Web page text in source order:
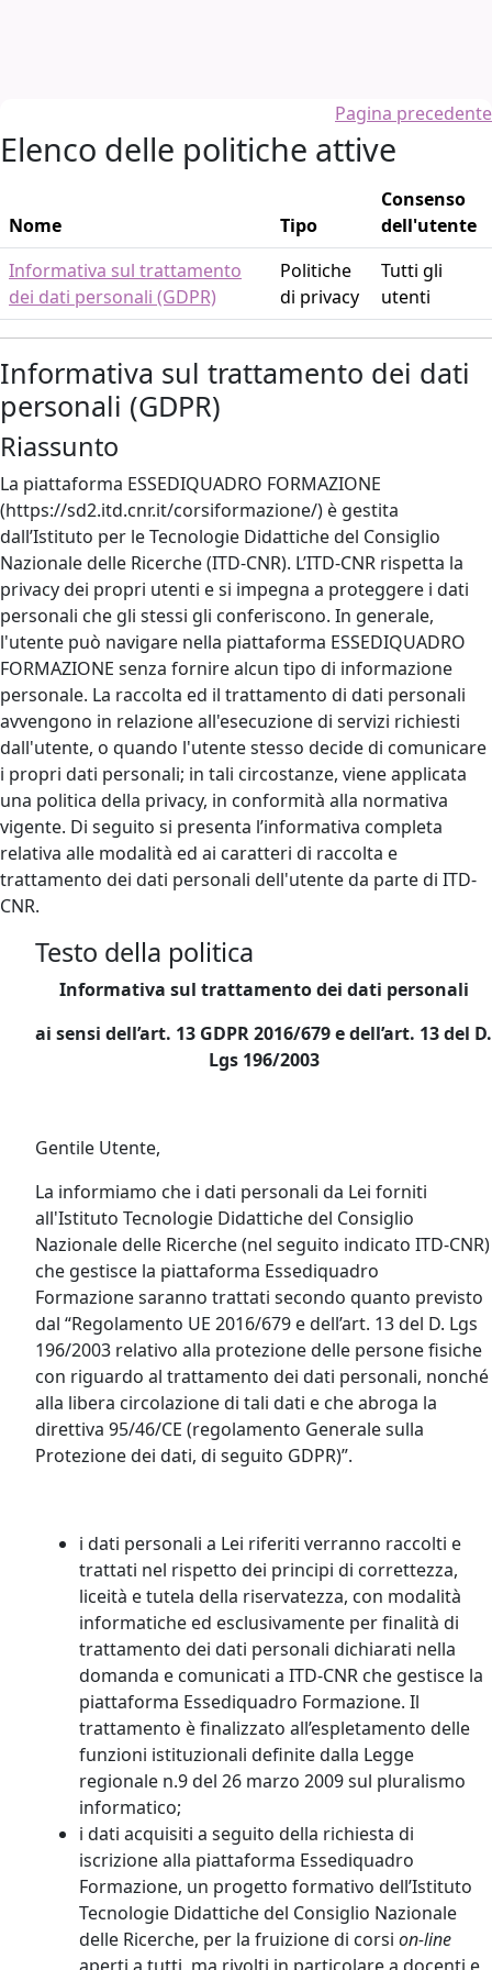
Pagina precedente
Elenco delle politiche attive
Nome Tipo
Consenso
dell'utente
Informativa sul trattamento
dei dati personali (GDPR)
Politiche
di privacy
Tutti gli
utenti
Informativa sul trattamento dei dati
personali (GDPR)
Riassunto
La piattaforma ESSEDIQUADRO FORMAZIONE
(https://sd2.itd.cnr.it/corsiformazione/) è gestita
dall’Istituto per le Tecnologie Didattiche del Consiglio
Nazionale delle Ricerche (ITD-CNR). L’ITD-CNR rispetta la
privacy dei propri utenti e si impegna a proteggere i dati
personali che gli stessi gli conferiscono. In generale,
l'utente può navigare nella piattaforma ESSEDIQUADRO
FORMAZIONE senza fornire alcun tipo di informazione
personale. La raccolta ed il trattamento di dati personali
avvengono in relazione all'esecuzione di servizi richiesti
dall'utente, o quando l'utente stesso decide di comunicare
i propri dati personali; in tali circostanze, viene applicata
una politica della privacy, in conformità alla normativa
vigente. Di seguito si presenta l’informativa completa
relativa alle modalità ed ai caratteri di raccolta e
trattamento dei dati personali dell'utente da parte di ITD-
CNR.
Testo della politica
Informativa sul trattamento dei dati personali
ai sensi dell’art. 13 GDPR 2016/679 e dell’art. 13 del D.
Lgs 196/2003
Gentile Utente,
La informiamo che i dati personali da Lei forniti
all'Istituto Tecnologie Didattiche del Consiglio
Nazionale delle Ricerche (nel seguito indicato ITD-CNR)
che gestisce la piattaforma Essediquadro
Formazione saranno trattati secondo quanto previsto
dal “Regolamento UE 2016/679 e dell’art. 13 del D. Lgs
196/2003 relativo alla protezione delle persone fisiche
con riguardo al trattamento dei dati personali, nonché
alla libera circolazione di tali dati e che abroga la
direttiva 95/46/CE (regolamento Generale sulla
Protezione dei dati, di seguito GDPR)”.
i dati personali a Lei riferiti verranno raccolti e
trattati nel rispetto dei principi di correttezza,
liceità e tutela della riservatezza, con modalità
informatiche ed esclusivamente per finalità di
trattamento dei dati personali dichiarati nella
domanda e comunicati a ITD-CNR che gestisce la
piattaforma Essediquadro Formazione. Il
trattamento è finalizzato all’espletamento delle
funzioni istituzionali definite dalla Legge
regionale n.9 del 26 marzo 2009 sul pluralismo
informatico;
i dati acquisiti a seguito della richiesta di
iscrizione alla piattaforma Essediquadro
Formazione, un progetto formativo dell’Istituto
Tecnologie Didattiche del Consiglio Nazionale
delle Ricerche, per la fruizione di corsi on-line